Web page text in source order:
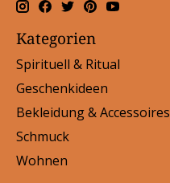
Kategorien
Spirituell & Ritual
Geschenkideen
Bekleidung & Accessoires
Schmuck
Wohnen